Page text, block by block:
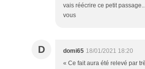
vais réécrire ce petit
vous
D domi65 18/01/2021 18:20
« Ce fait aura été relevé par